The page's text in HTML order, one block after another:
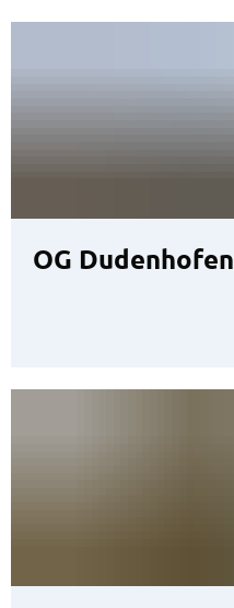
OG Dudenhofen